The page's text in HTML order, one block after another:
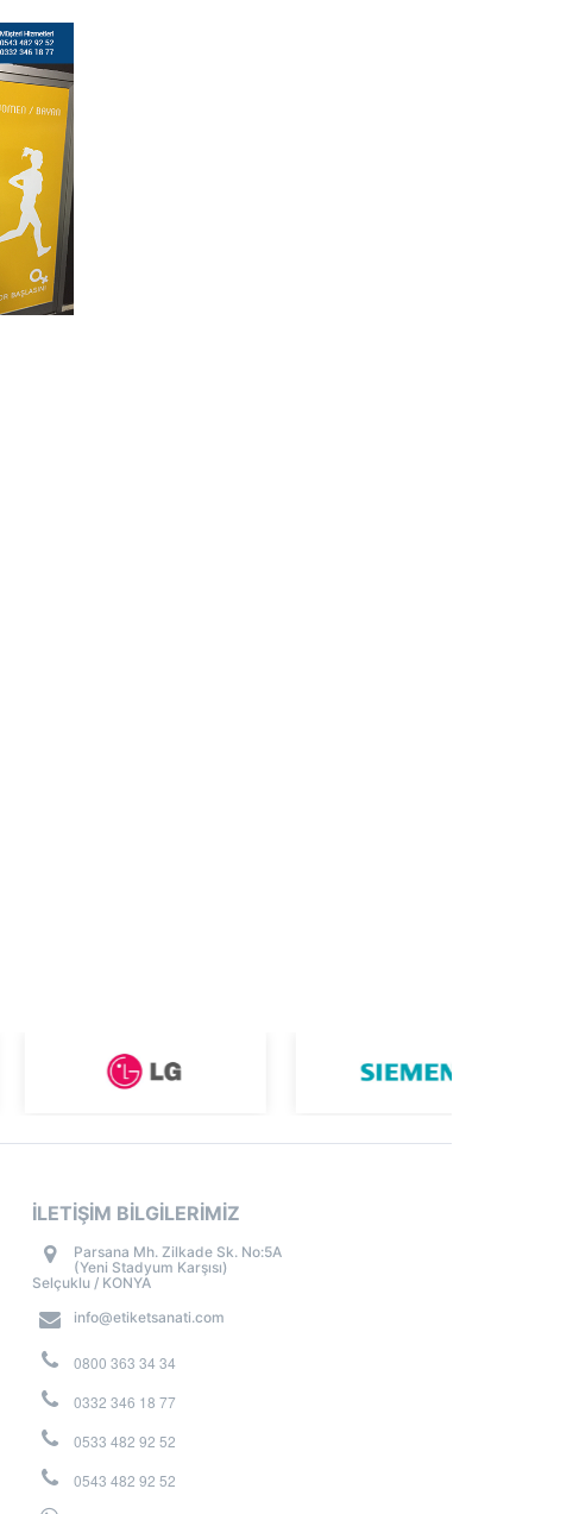
İLETİŞİM BİLGİLERİMİZ
Parsana Mh. Zilkade Sk. No:5A
(Yeni Stadyum Karşısı)
Selçuklu / KONYA
info@etiketsanati.com
0800 363 34 34
0332 346 18 77
0533 482 92 52
0543 482 92 52